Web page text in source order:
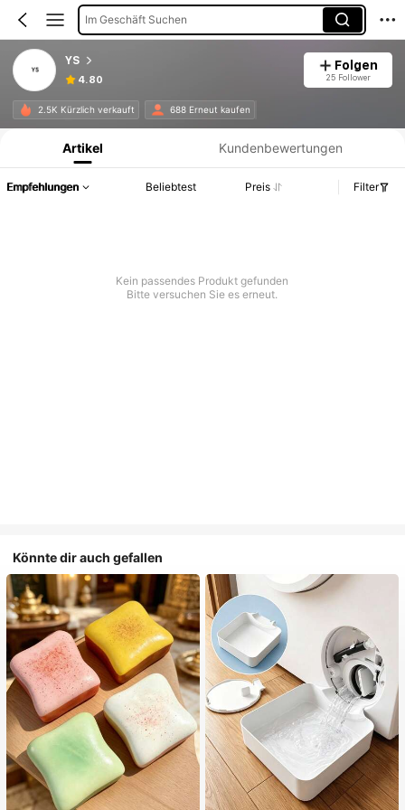
Im Geschäft Suchen
YS
4.80
Folgen
25 Follower
2.5K Kürzlich verkauft 688 Erneut kaufen
Produktinformation: Preisangabe, Verkaufs- und Lagerbestandsdetails.
Artikel Kundenbewertungen
Empfehlungen Beliebtest Preis Filter
Kein passendes Produkt gefunden
Bitte versuchen Sie es erneut.
Könnte dir auch gefallen